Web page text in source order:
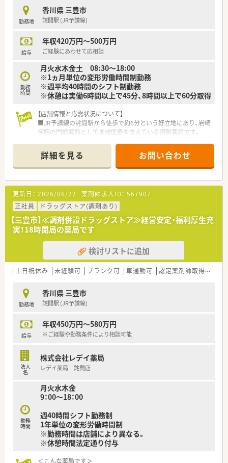
■調剤経験のある方
■比較的ゆったりとした働き方をご希望の方
勤務地
香川県 三豊市
詫間駅 (JR予讃線)
給与
年収420万円～500万円
ご経験にあわせて応相談
勤務
時間
月火水木金土 08:30～18:00
※1ヵ月単位の変形労働時間制勤務
※週平均40時間のシフト制勤務
※休憩は実働6時間以上で45分、8時間以上で60分取得
【店舗情報と応需状況について】
■JR予讃線の詫間駅から徒歩で約6分という好立地にあり、岩崎
病院の門前薬局として地域医療を支えている調剤薬局です。
ことで、薬剤師としての臨床経験を幅広く積むことが可能です。
■1日あたりの処方箋枚数は50枚から60枚程度で、常時2名から
3名の薬剤師体制により、相互に協力しながら業務を進めていま
す。
【想定される業務内容】
■処方箋に基づく正確な調剤や監査、患者様の不安を解消する服
薬指導に加え、継続的な健康管理をサポートするかかりつけ業務
を担います。
■居宅や施設への訪問薬剤管理指導といった在宅業務にも積極
的に携わり、地域包括ケアシステムの一翼を担う重要な役割を果
■将来的なキャリアとして、店舗運営を支える薬局長職や、複数
の店舗を統括するエリアマネージャーへのステップアップも目
【職場環境と雰囲気】
■大手企業ならではのコンプライアンス意識が非常に高く、産休
いる職場です。
■年1回の面談機会が設けられており、自分の今後のキャリアプ
雰囲気です。
■電子薬歴や最新のピッキングシステムを導入して対物業務の
効率化を図っており、患者様と向き合う対人業務に集中できる環
【想定されるキャリアイメージ】
格を取得し、専門性を高めながら手当として給与に反映させるこ
とが可能です。
■「エキスパートコース」を選択すれば、がんや糖尿病などの認
定薬剤師取得に必要な費用を会社負担で支援してくれる制度が
詳細を見る お問い合わせ
更新日： 2026/06/22 薬剤師求人ID： 567907
正社員
ドラッグストア(調剤あり)
【三豊市】≪調剤併設ドラッグストア≫経営安定・福利厚生充
実！18時閉局の薬局です
検討リストに追加
土日祝休み 未経験可 ブランク可 車通勤可 認定薬剤師取得支援あり
勤務地
香川県 三豊市
詫間駅 (JR予讃線)
給与
年収450万円～580万円
※ご経験や勤務条件により相談可能
法人
名
株式会社レデイ薬局
レデイ薬局 詫間店
勤務
時間
月火水木金
9：00～18：00
週40時間シフト勤務制
1年単位の変形労働時間制
※勤務時間は店舗により異なる。
※休憩時間法定通り付与
＜こんな薬局です＞